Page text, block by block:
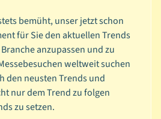
bemüht, unser jetzt schon
für Sie den aktuellen Trends
anzupassen und zu
weltweit suchen
den neusten Trends und
nur dem Trend zu folgen
zu setzen.